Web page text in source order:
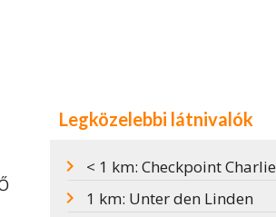
Legközelebbi látnivalók
< 1 km: Checkpoint Charlie
1 km: Unter den Linden